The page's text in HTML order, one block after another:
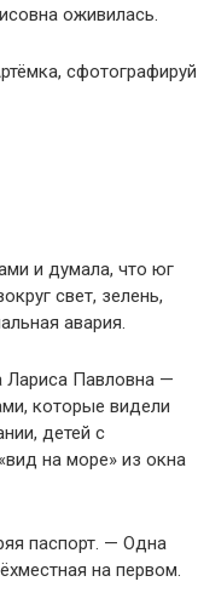
оживилась.
сфотографируй
и думала, что юг
свет, зелень,
авария.
Лариса Павловна —
которые видели
детей с
на море» из окна
паспорт. — Одна
на первом.